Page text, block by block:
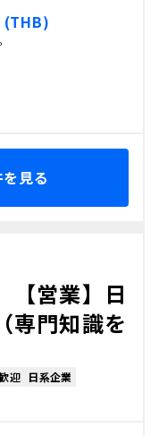
(THB)
見る
【営業】日
専門知識を
迎 日系企業